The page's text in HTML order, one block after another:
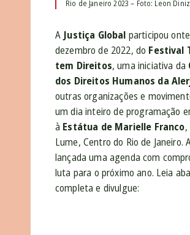
Rio de Janeiro 2023 – Foto: Leon Diniz
A Justiça Global participou
dezembro de 2022, do Festival
tem Direitos, uma iniciativa da
dos Direitos Humanos da
outras organizações e
um dia inteiro de programação
à Estátua de Marielle Franco
Lume, Centro do Rio de Janeiro.
lançada uma agenda com
luta para o próximo ano. Leia
completa e divulgue: